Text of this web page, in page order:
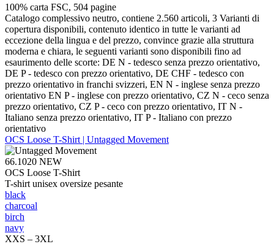
100% carta FSC, 504 pagine
Catalogo complessivo neutro, contiene 2.560 articoli, 3 Varianti di
copertura disponibili, contenuto identico in tutte le varianti ad
eccezione della lingua e del prezzo, convince grazie alla struttura
moderna e chiara, le seguenti varianti sono disponibili fino ad
esaurimento delle scorte: DE N - tedesco senza prezzo orientativo,
DE P - tedesco con prezzo orientativo, DE CHF - tedesco con
prezzo orientativo in franchi svizzeri, EN N - inglese senza prezzo
orientativo EN P - inglese con prezzo orientativo, CZ N - ceco senza
prezzo orientativo, CZ P - ceco con prezzo orientativo, IT N -
Italiano senza prezzo orientativo, IT P - Italiano con prezzo
orientativo
OCS Loose T-Shirt | Untagged Movement
66.1020 NEW
OCS Loose T-Shirt
T-shirt unisex oversize pesante
black
charcoal
birch
navy
XXS – 3XL